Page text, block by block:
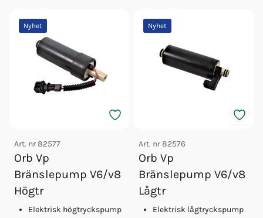
Nyhet
Art. nr82577
Orb Vp
Bränslepump V6/v8
Högtr
Elektrisk högtryckspump
Nyhet
Art. nr82576
Orb Vp
Bränslepump V6/v8
Lågtr
Elektrisk lågtryckspump